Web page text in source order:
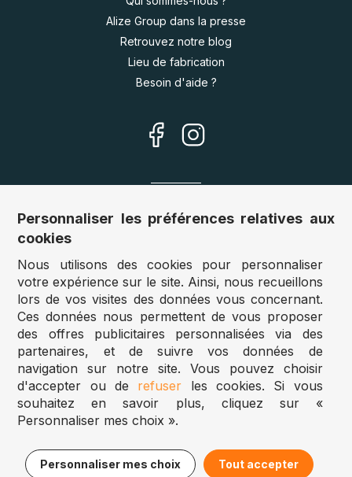
15,95€ Ajouter au panier
Alize Group dans la presse
Retrouvez notre blog
Lieu de fabrication
Besoin d'aide ?
Nos sites
Autriche :www.puzzle.at
Belgique :www.puzzle.be
Royaume Uni :
www.jigsawpuzzle.co.uk
Accès revendeurs / détaillants
Vous avez un magasin ?
Vous souhaitez accéder à nos prix revendeurs ?
Puzzle.be 2025
Personnaliser les préférences relatives aux
cookies
Nous utilisons des cookies pour personnaliser
votre expérience sur le site. Ainsi, nous recueillons
lors de vos visites des données vous concernant.
Ces données nous permettent de vous proposer
des offres publicitaires personnalisées via des
partenaires, et de suivre vos données de
navigation sur notre site. Vous pouvez choisir
d'accepter ou de refuser les cookies. Si vous
souhaitez en savoir plus, cliquez sur «
Personnaliser mes choix ».
Personnaliser mes choix Tout accepter